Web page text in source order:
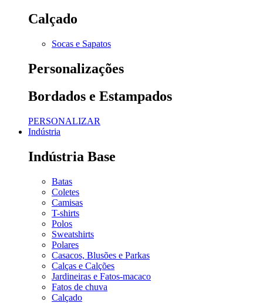
Calçado
Socas e Sapatos
Personalizações
Bordados e Estampados
PERSONALIZAR
Indústria
Indústria Base
Batas
Coletes
Camisas
T-shirts
Polos
Sweatshirts
Polares
Casacos, Blusões e Parkas
Calças e Calções
Jardineiras e Fatos-macaco
Fatos de chuva
Calçado